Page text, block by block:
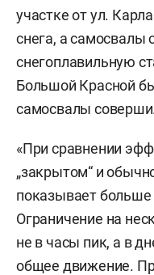
участке от ул.
снега, а самосвалы
снегоплавильную
Большой Красной
самосвалы
«При сравнении
„закрытом“ и
показывает
Ограничение на
не в часы пик, а в
общее движение.